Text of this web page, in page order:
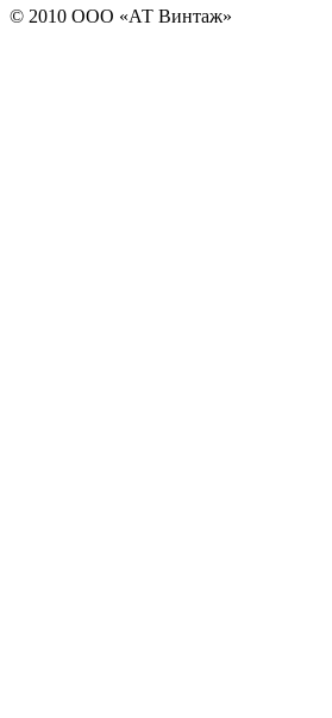
© 2010 ООО «АТ Винтаж»